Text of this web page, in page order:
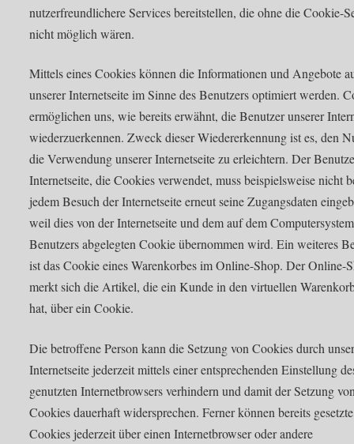
nutzerfreundlichere Services bereitstellen, die ohne die Cookie-
nicht möglich wären.
Mittels eines Cookies können die Informationen und Angebote
unserer Internetseite im Sinne des Benutzers optimiert werden.
ermöglichen uns, wie bereits erwähnt, die Benutzer unserer
wiederzuerkennen. Zweck dieser Wiedererkennung ist es, den
die Verwendung unserer Internetseite zu erleichtern. Der
Internetseite, die Cookies verwendet, muss beispielsweise nicht
jedem Besuch der Internetseite erneut seine Zugangsdaten
weil dies von der Internetseite und dem auf dem
Benutzers abgelegten Cookie übernommen wird. Ein weiteres
ist das Cookie eines Warenkorbes im Online-Shop. Der Online-
merkt sich die Artikel, die ein Kunde in den virtuellen
hat, über ein Cookie.
Die betroffene Person kann die Setzung von Cookies durch
Internetseite jederzeit mittels einer entsprechenden Einstellung
genutzten Internetbrowsers verhindern und damit der Setzung
Cookies dauerhaft widersprechen. Ferner können bereits gesetzte
Cookies jederzeit über einen Internetbrowser oder andere